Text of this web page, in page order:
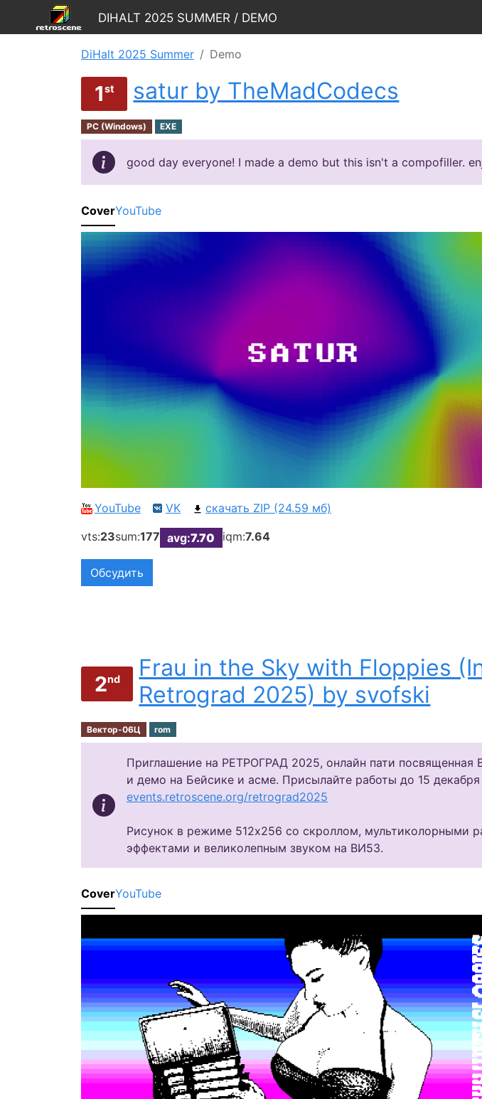
DiHalt 2025 Summer / Demo
DiHalt 2025 Summer Demo
1st satur by TheMadCodecs
PC (Windows) EXE
good day everyone! I made a demo but this isn't a compofiller.
CoverYouTube
YouTube VK
скачать ZIP (24.59 мб)
vts:23sum:177 avg:7.70 iqm:7.64
Обсудить
2nd
Frau in the Sky with Floppies
Retrograd 2025) by svofski
Вектор-06Ц rom
Приглашение на РЕТРОГРАД 2025, онлайн пати посвященная
и демо на Бейсике и асме. Присылайте работы до 15
events.retroscene.org/retrograd2025
Рисунок в режиме 512х256 со скроллом, мультиколорными
эффектами и великолепным звуком на ВИ53.
CoverYouTube